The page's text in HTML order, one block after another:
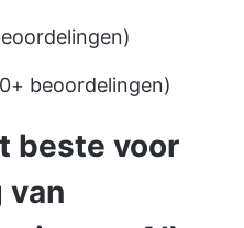
beoordelingen)
beste voor
van